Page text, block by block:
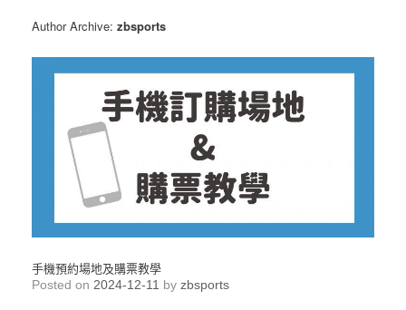
Author Archive: zbsports
手機預約場地及購票教學
Posted on 2024-12-11 by zbsports